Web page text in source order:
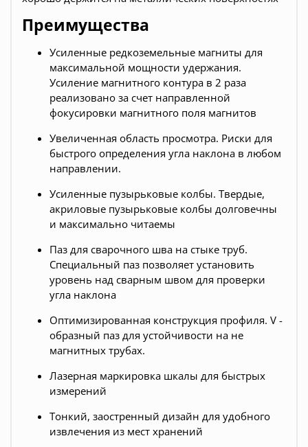
Преимущества
Усиленные редкоземельные магниты для
максимальной мощности удержания.
Усиление магнитного контура в 2 раза
реализовано за счет направленной
фокусировки магнитного поля магнитов
Увеличенная область просмотра. Риски для
быстрого определения угла наклона в любом
направлении.
Усиленные пузырьковые колбы. Твердые,
акриловые пузырьковые колбы долговечны
и максимально читаемы
Паз для сварочного шва на стыке труб.
Специальный паз позволяет установить
уровень над сварным швом для проверки
угла наклона
Оптимизированная конструкция профиля. V -
образный паз для устойчивости на не
магнитных трубах.
Лазерная маркировка шкалы для быстрых
измерений
Тонкий, заостренный дизайн для удобного
извлечения из мест хранений